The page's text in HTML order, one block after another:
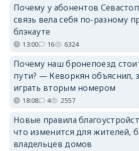
Почему у абонентов
связь вела себя по-разному
блэкауте
13:00 16 6324
Почему наш бронепоезд
пути? — Кеворкян объяснил,
играть вторым номером
18:08 4 2557
Новые правила
что изменится для жителей,
владельцев домов